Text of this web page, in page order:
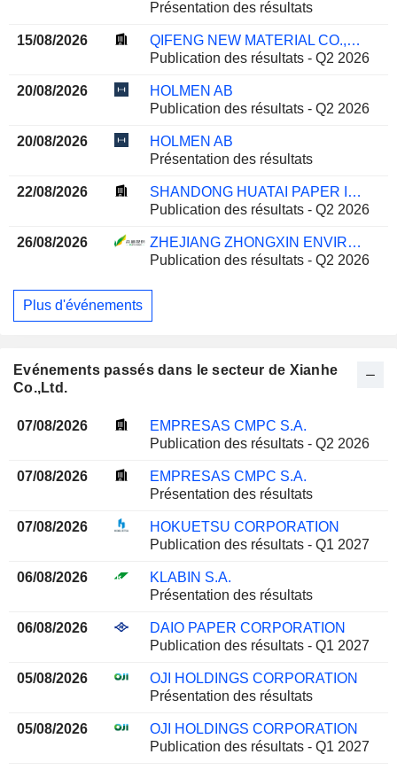
Présentation des résultats
15/08/2026
QIFENG NEW MATERIAL CO., LTD.
Publication des résultats - Q2 2026
20/08/2026
HOLMEN AB
Publication des résultats - Q2 2026
20/08/2026
HOLMEN AB
Présentation des résultats
22/08/2026
SHANDONG HUATAI PAPER INDUSTRY SHAREHOLDING CO.,LTD
Publication des résultats - Q2 2026
26/08/2026
ZHEJIANG ZHONGXIN ENVIRONMENTAL PROTECTION TECHNOLOGY GROUP CO., LTD.
Publication des résultats - Q2 2026
Plus d'événements
Evénements passés dans le secteur de Xianhe
Co.,Ltd.
07/08/2026
EMPRESAS CMPC S.A.
Publication des résultats - Q2 2026
07/08/2026
EMPRESAS CMPC S.A.
Présentation des résultats
07/08/2026
HOKUETSU CORPORATION
Publication des résultats - Q1 2027
06/08/2026
KLABIN S.A.
Présentation des résultats
06/08/2026
DAIO PAPER CORPORATION
Publication des résultats - Q1 2027
05/08/2026
OJI HOLDINGS CORPORATION
Présentation des résultats
05/08/2026
OJI HOLDINGS CORPORATION
Publication des résultats - Q1 2027